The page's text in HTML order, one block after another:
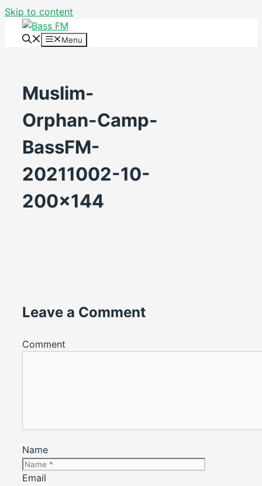
Skip to content
Menu
Muslim-
Orphan-Camp-
BassFM-
20211002-10-
200×144
Leave a Comment
Comment
Name
Email